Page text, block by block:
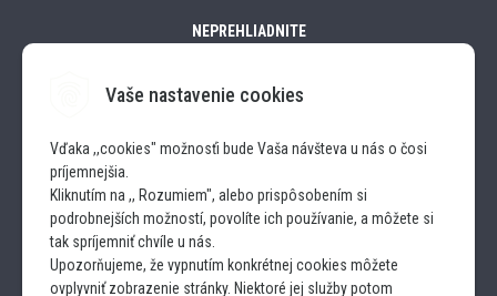
Vaše nastavenie cookies
Vďaka ,,cookies" možnosťi bude Vaša návšteva u nás o čosi
príjemnejšia.
Kliknutím na ,, Rozumiem", alebo prispôsobením si
podrobnejších možností, povolíte ich používanie, a môžete si
tak spríjemniť chvíle u nás.
Upozorňujeme, že vypnutím konkrétnej cookies môžete
ovplyvniť zobrazenie stránky. Niektoré jej služby potom
NEPREHLIADNITE
INSTAGRAM